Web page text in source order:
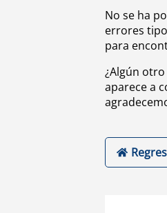
No se ha
errores
para
¿Algún
aparece a